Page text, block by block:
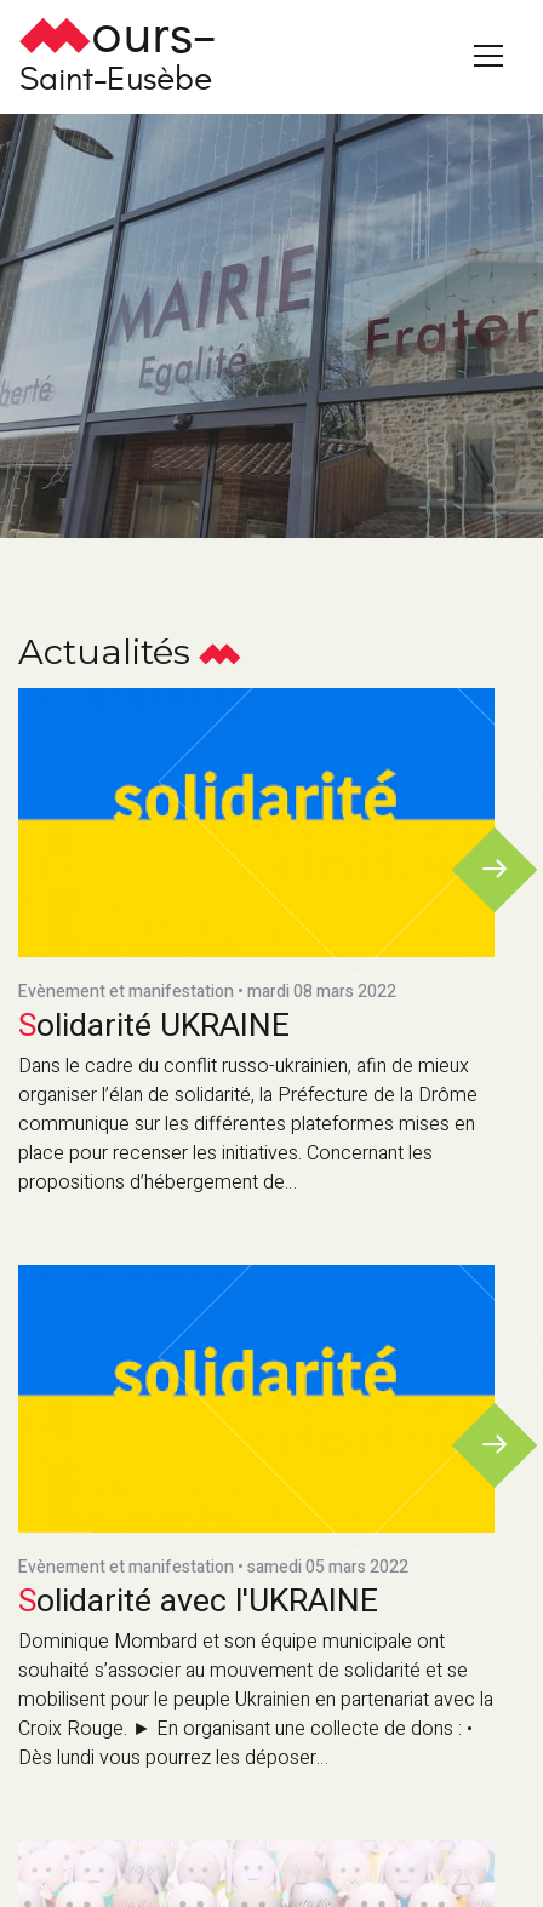
ours-
Saint-Eusèbe
Actualités
Evènement et manifestation • mardi 08 mars 2022
Solidarité UKRAINE
Dans le cadre du conflit russo-ukrainien, afin de mieux
organiser l’élan de solidarité, la Préfecture de la Drôme
communique sur les différentes plateformes mises en
place pour recenser les initiatives. Concernant les
propositions d’hébergement de…
Evènement et manifestation • samedi 05 mars 2022
Solidarité avec l'UKRAINE
Dominique Mombard et son équipe municipale ont
souhaité s’associer au mouvement de solidarité et se
mobilisent pour le peuple Ukrainien en partenariat avec la
Croix Rouge. ► En organisant une collecte de dons : •
Dès lundi vous pourrez les déposer…